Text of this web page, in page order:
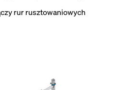
rur rusztowaniowych